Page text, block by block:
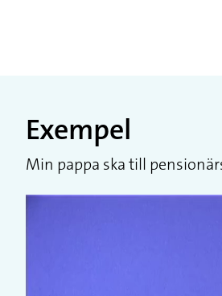
Exempel
Min pappa ska till